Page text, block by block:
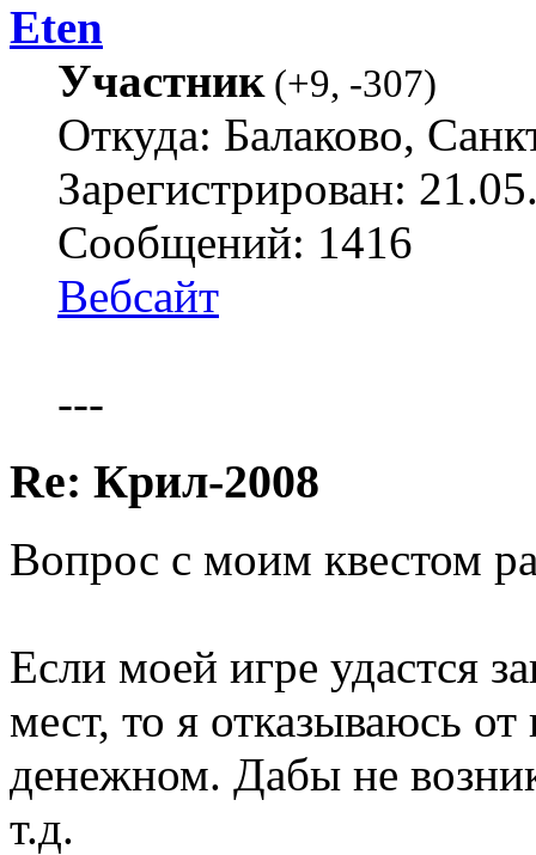
Eten
Участник(+9, -307)
Откуда: Балаково,
Зарегистрирован:
Сообщений: 1416
Вебсайт
---
Re: Крил-2008
Вопрос с моим квестом
Если моей игре удастся
мест, то я отказываюсь
денежном. Дабы не
т.д.